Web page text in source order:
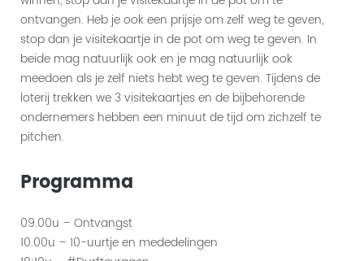
ontvangen. Heb je ook een prijsje om zelf weg te geven,
stop dan je visitekaartje in de pot om weg te geven. In
beide mag natuurlijk ook en je mag natuurlijk ook
meedoen als je zelf niets hebt weg te geven. Tijdens de
loterij trekken we 3 visitekaartjes en de bijbehorende
ondernemers hebben een minuut de tijd om zichzelf te
pitchen.
Programma
09.00u – Ontvangst
10.00u – 10-uurtje en mededelingen